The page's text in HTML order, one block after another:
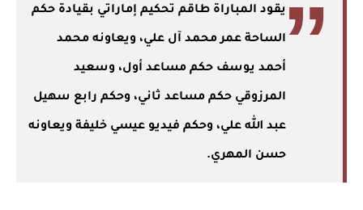
يقود المباراة طاقم تحكيم إماراتي بقيادة حكم
الساحة عمر محمد آل علي، ويعاونه محمد
أحمد يوسف حكم مساعد أول، وسعيد
المرزوقي حكم مساعد ثاني، وحكم رابع سهيل
عبد الله علي، وحكم فيديو عيسي خليفة ويعاونه
حسن المهري.